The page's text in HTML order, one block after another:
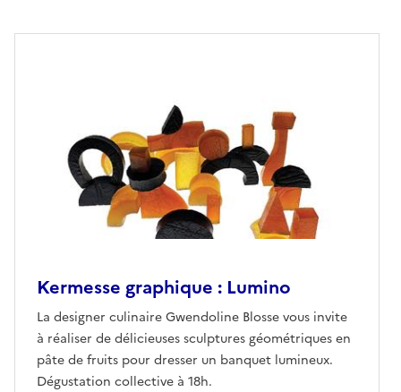
Kermesse graphique : Lumino
La designer culinaire Gwendoline Blosse vous invite
à réaliser de délicieuses sculptures géométriques en
pâte de fruits pour dresser un banquet lumineux.
Dégustation collective à 18h.